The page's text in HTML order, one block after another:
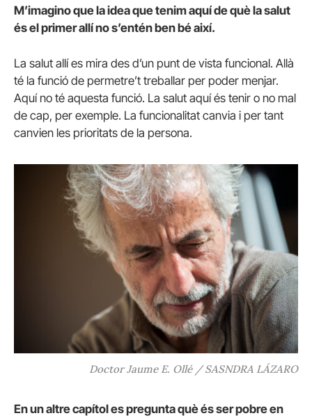
M’imagino que la idea que tenim aquí de què la salut
és el primer allí no s’entén ben bé així.
La salut allí es mira des d’un punt de vista funcional. Allà
té la funció de permetre’t treballar per poder menjar.
Aquí no té aquesta funció. La salut aquí és tenir o no mal
de cap, per exemple. La funcionalitat canvia i per tant
canvien les prioritats de la persona.
Doctor Jaume E. Ollé / SASNDRA LÁZARO
En un altre capítol es pregunta què és ser pobre en